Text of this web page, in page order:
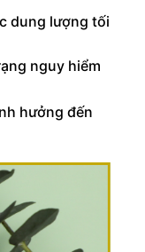
dung lượng tối
nguy hiểm
hưởng đến